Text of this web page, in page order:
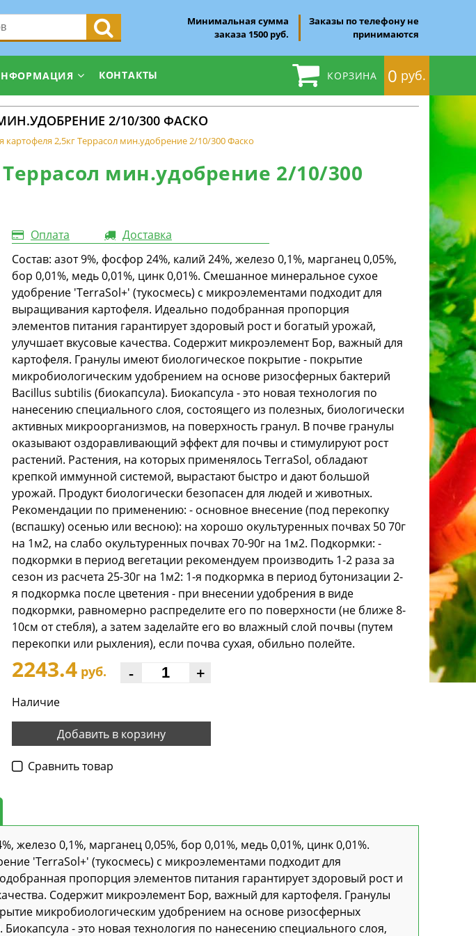
Минимальная сумма
заказа 1500 руб.
Заказы по телефону не
принимаются
КОРЗИНА 0 руб.
КОНТАКТЫ
2/10/300 ФАСКО
картофеля 2,5кг Террасол мин.удобрение 2/10/300 Фаско
мин.удобрение 2/10/300
Оплата
Доставка
Состав: азот 9%, фосфор 24%, калий 24%, железо 0,1%, марганец 0,05%,
бор 0,01%, медь 0,01%, цинк 0,01%. Смешанное минеральное сухое
удобрение 'TerraSol+' (тукосмесь) с микроэлементами подходит для
выращивания картофеля. Идеально подобранная пропорция
элементов питания гарантирует здоровый рост и богатый урожай,
улучшает вкусовые качества. Содержит микроэлемент Бор, важный для
картофеля. Гранулы имеют биологическое покрытие - покрытие
микробиологическим удобрением на основе ризосферных бактерий
Bacillus subtilis (биокапсула). Биокапсула - это новая технология по
нанесению специального слоя, состоящего из полезных, биологически
активных микроорганизмов, на поверхность гранул. В почве гранулы
оказывают оздоравливающий эффект для почвы и стимулируют рост
растений. Растения, на которых применялось TerraSol, обладают
крепкой иммунной системой, вырастают быстро и дают большой
урожай. Продукт биологически безопасен для людей и животных.
Рекомендации по применению: - основное внесение (под перекопку
(вспашку) осенью или весною): на хорошо окультуренных почвах 50 70г
на 1м2, на слабо окультуренных почвах 70-90г на 1м2. Подкормки: -
подкормки в период вегетации рекомендуем производить 1-2 раза за
сезон из расчета 25-30г на 1м2: 1-я подкормка в период бутонизации 2-
я подкормка после цветения - при внесении удобрения в виде
подкормки, равномерно распределите его по поверхности (не ближе 8-
10см от стебля), а затем заделайте его во влажный слой почвы (путем
перекопки или рыхления), если почва сухая, обильно полейте.
2243.4 руб. - +
Наличие
Добавить в корзину
Cравнить товар
железо 0,1%, марганец 0,05%, бор 0,01%, медь 0,01%, цинк 0,01%.
'TerraSol+' (тукосмесь) с микроэлементами подходит для
пропорция элементов питания гарантирует здоровый рост и
Содержит микроэлемент Бор, важный для картофеля. Гранулы
микробиологическим удобрением на основе ризосферных
- это новая технология по нанесению специального слоя,